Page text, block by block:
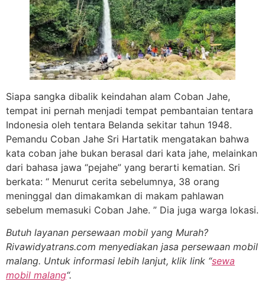
Siapa sangka dibalik keindahan alam Coban Jahe,
tempat ini pernah menjadi tempat pembantaian tentara
Indonesia oleh tentara Belanda sekitar tahun 1948.
Pemandu Coban Jahe Sri Hartatik mengatakan bahwa
kata coban jahe bukan berasal dari kata jahe, melainkan
dari bahasa jawa “pejahe” yang berarti kematian. Sri
berkata: “ Menurut cerita sebelumnya, 38 orang
meninggal dan dimakamkan di makam pahlawan
sebelum memasuki Coban Jahe. ” Dia juga warga lokasi.
Butuh layanan persewaan mobil yang Murah?
Rivawidyatrans.com menyediakan jasa persewaan mobil
malang. Untuk informasi lebih lanjut, klik link “sewa
mobil malang“.